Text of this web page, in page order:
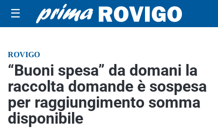
☰
ROVIGO
“Buoni spesa” da domani la
raccolta domande è sospesa
per raggiungimento somma
disponibile